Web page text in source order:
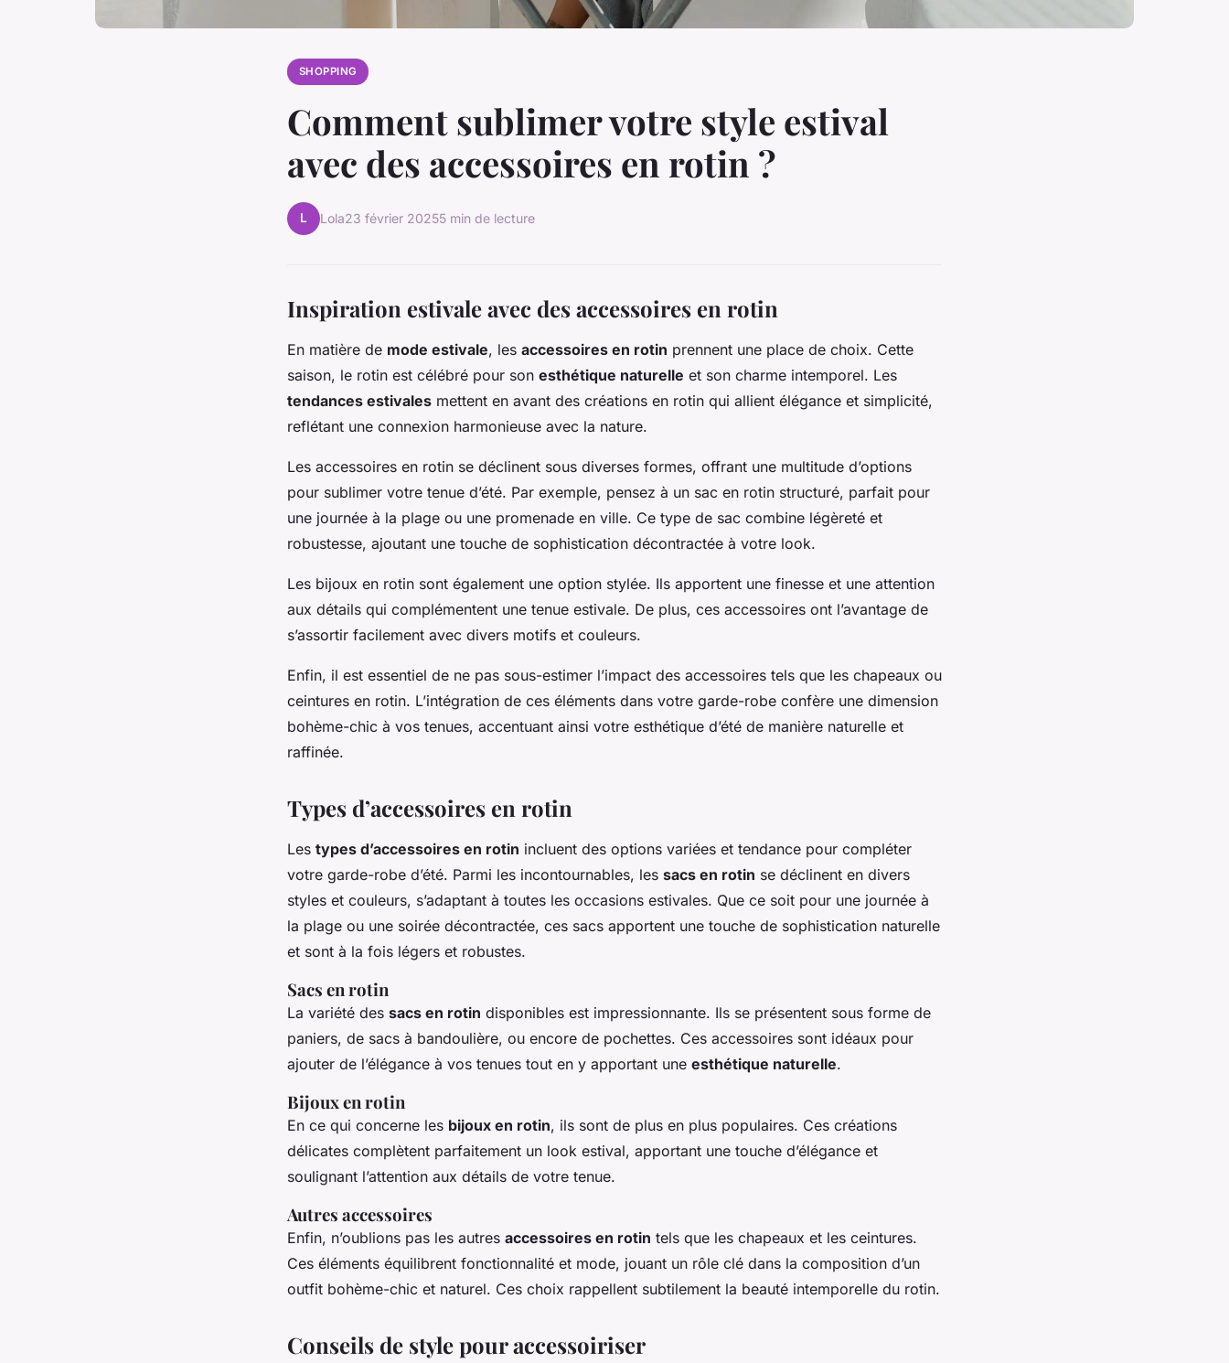
SHOPPING
Comment sublimer votre style estival
avec des accessoires en rotin ?
L Lola23 février 20255 min de lecture
Inspiration estivale avec des accessoires en rotin
En matière de mode estivale, les accessoires en rotin prennent une place de choix. Cette
saison, le rotin est célébré pour son esthétique naturelle et son charme intemporel. Les
tendances estivales mettent en avant des créations en rotin qui allient élégance et simplicité,
reflétant une connexion harmonieuse avec la nature.
Les accessoires en rotin se déclinent sous diverses formes, offrant une multitude d’options
pour sublimer votre tenue d’été. Par exemple, pensez à un sac en rotin structuré, parfait pour
une journée à la plage ou une promenade en ville. Ce type de sac combine légèreté et
robustesse, ajoutant une touche de sophistication décontractée à votre look.
Les bijoux en rotin sont également une option stylée. Ils apportent une finesse et une attention
aux détails qui complémentent une tenue estivale. De plus, ces accessoires ont l’avantage de
s’assortir facilement avec divers motifs et couleurs.
Enfin, il est essentiel de ne pas sous-estimer l’impact des accessoires tels que les chapeaux ou
ceintures en rotin. L’intégration de ces éléments dans votre garde-robe confère une dimension
bohème-chic à vos tenues, accentuant ainsi votre esthétique d’été de manière naturelle et
raffinée.
Types d’accessoires en rotin
Les types d’accessoires en rotin incluent des options variées et tendance pour compléter
votre garde-robe d’été. Parmi les incontournables, les sacs en rotin se déclinent en divers
styles et couleurs, s’adaptant à toutes les occasions estivales. Que ce soit pour une journée à
la plage ou une soirée décontractée, ces sacs apportent une touche de sophistication naturelle
et sont à la fois légers et robustes.
Sacs en rotin
La variété des sacs en rotin disponibles est impressionnante. Ils se présentent sous forme de
paniers, de sacs à bandoulière, ou encore de pochettes. Ces accessoires sont idéaux pour
ajouter de l’élégance à vos tenues tout en y apportant une esthétique naturelle.
Bijoux en rotin
En ce qui concerne les bijoux en rotin, ils sont de plus en plus populaires. Ces créations
délicates complètent parfaitement un look estival, apportant une touche d’élégance et
soulignant l’attention aux détails de votre tenue.
Autres accessoires
Enfin, n’oublions pas les autres accessoires en rotin tels que les chapeaux et les ceintures.
Ces éléments équilibrent fonctionnalité et mode, jouant un rôle clé dans la composition d’un
outfit bohème-chic et naturel. Ces choix rappellent subtilement la beauté intemporelle du rotin.
Conseils de style pour accessoiriser